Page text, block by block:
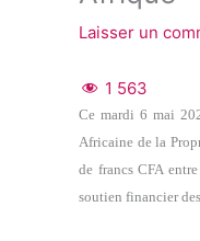
Laisser un
1 563
Ce mardi 6 mai
Africaine de la
de francs CFA
soutien financier